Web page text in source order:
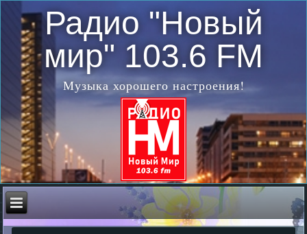
Радио "Новый
мир" 103.6 FM
Музыка хорошего настроения!